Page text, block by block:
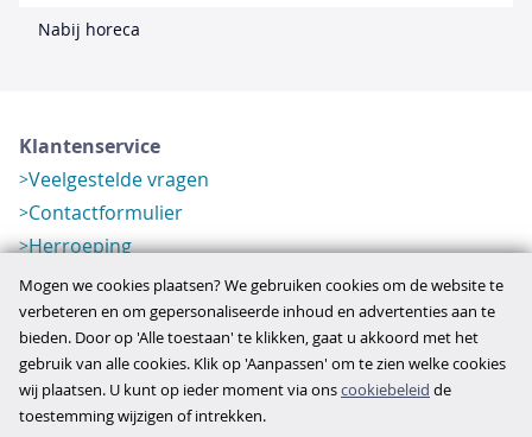
Nabij horeca
Klantenservice
Veelgestelde vragen
Contactformulier
Herroeping
Over ons
Bedrijfsgegevens
Werkwijze
Overzichten
Verlopen aanbod
Mogen we cookies plaatsen? We gebruiken cookies om de website te
verbeteren en om gepersonaliseerde inhoud en advertenties aan te
bieden. Door op 'Alle toestaan' te klikken, gaat u akkoord met het
gebruik van alle cookies. Klik op 'Aanpassen' om te zien welke cookies
wij plaatsen. U kunt op ieder moment via onscookiebeleid de
toestemming wijzigen of intrekken.